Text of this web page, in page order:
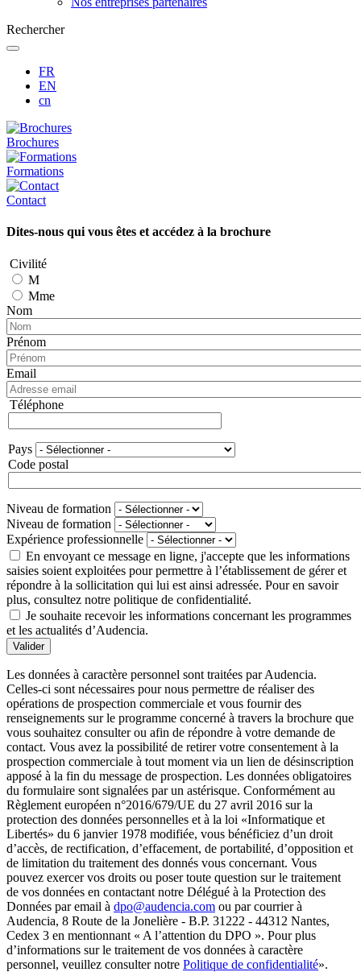
Rechercher
FR
EN
cn
Brochures
Formations
Contact
Dites-nous qui vous êtes et accédez à la brochure
Civilité
M
Mme
Nom
Prénom
Email
Téléphone
Adresse
Pays
Code postal
Niveau de formation
Niveau de formation
Expérience professionnelle
En envoyant ce message en ligne, j'accepte que les informations
saisies soient exploitées pour permettre à l’établissement de gérer et
répondre à la sollicitation qui lui est ainsi adressée. Pour en savoir
plus, consultez notre politique de confidentialité.
Je souhaite recevoir les informations concernant les programmes
et les actualités d’Audencia.
Valider
Les données à caractère personnel sont traitées par Audencia.
Celles-ci sont nécessaires pour nous permettre de réaliser des
opérations de prospection commerciale et vous fournir des
renseignements sur le programme concerné à travers la brochure que
vous souhaitez consulter ou afin de répondre à votre demande de
contact. Vous avez la possibilité de retirer votre consentement à la
prospection commerciale à tout moment via un lien de désinscription
apposé à la fin du message de prospection. Les données obligatoires
du formulaire sont signalées par un astérisque. Conformément au
Règlement européen n°2016/679/UE du 27 avril 2016 sur la
protection des données personnelles et à la loi «Informatique et
Libertés» du 6 janvier 1978 modifiée, vous bénéficiez d’un droit
d’accès, de rectification, d’effacement, de portabilité, d’opposition et
de limitation du traitement des donnés vous concernant. Vous
pouvez exercer vos droits ou poser toute question sur le traitement
de vos données en contactant notre Délégué à la Protection des
Données par email à dpo@audencia.com ou par courrier à
Audencia, 8 Route de la Jonelière - B.P. 31222 - 44312 Nantes,
Cedex 3 en mentionnant « A l’attention du DPO ». Pour plus
d’informations sur le traitement de vos données à caractère
personnel, veuillez consulter notre Politique de confidentialité».